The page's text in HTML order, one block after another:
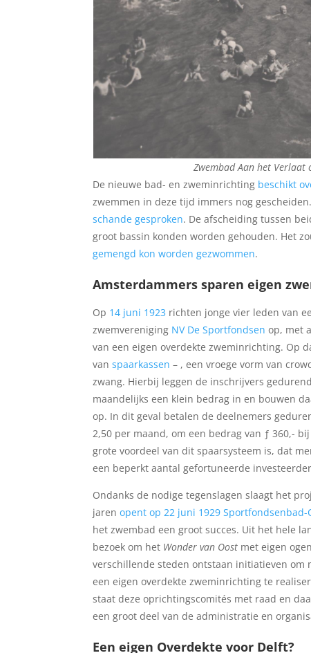
Zwembad Aan het Verlaat
De nieuwe bad- en zweminrichting beschikt
zwemmen in deze tijd immers nog
schande gesproken. De afscheiding tussen
groot bassin konden worden gehouden. Het
gemengd kon worden gezwommen.
Amsterdammers sparen eigen
Op 14 juni 1923 richten jonge vier leden van
zwemvereniging NV De Sportfondsen op, met
van een eigen overdekte zweminrichting. Op
vanspaarkassen – , een vroege vorm van
zwang. Hierbij leggen de inschrijvers
maandelijks een klein bedrag in en bouwen
op. In dit geval betalen de deelnemers
2,50 per maand, om een bedrag van ƒ 360,-
grote voordeel van dit spaarsysteem is, dat
een beperkt aantal gefortuneerde
Ondanks de nodige tegenslagen slaagt het
jarenopent op 22 juni 1929 Sportfondsenbad-
het zwembad een groot succes. Uit het hele
bezoek om het Wonder van Oost met eigen
verschillende steden ontstaan initiatieven om
een eigen overdekte zweminrichting te
staat deze oprichtingscomités met raad en
een groot deel van de administratie en
Een eigen Overdekte voor Delft?